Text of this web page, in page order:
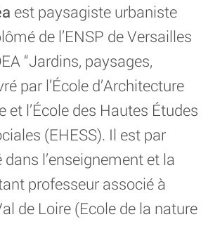
est paysagiste urbaniste
de l’ENSP de Versailles
“Jardins, paysages,
par l’École d’Architecture
et l’École des Hautes Études
(EHESS). Il est par
l’enseignement et la
professeur associé à
de Loire (Ecole de la nature